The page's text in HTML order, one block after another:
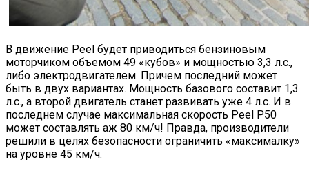
В движение Peel будет приводиться бензиновым
моторчиком объемом 49 «кубов» и мощностью 3,3 л.с.,
либо электродвигателем. Причем последний может
быть в двух вариантах. Мощность базового составит 1,3
л.с., а второй двигатель станет развивать уже 4 л.с. И в
последнем случае максимальная скорость Peel P50
может составлять аж 80 км/ч! Правда, производители
решили в целях безопасности ограничить «максималку»
на уровне 45 км/ч.